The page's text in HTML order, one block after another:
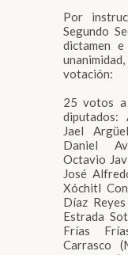
Por
Segundo
dictamen
votación:
25 votos
diputados:
Jael
Daniel
Octavio
José
Xóchitl
Díaz
Estrada
Frías
Carrasco